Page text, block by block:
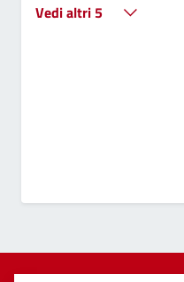
Vedi altri 5